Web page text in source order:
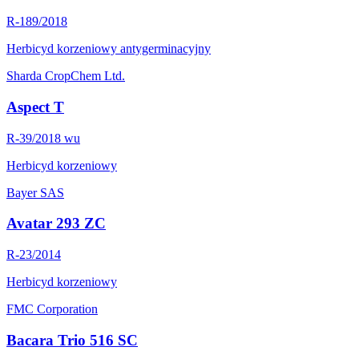
R-189/2018
Herbicyd korzeniowy antygerminacyjny
Sharda CropChem Ltd.
Aspect T
R-39/2018 wu
Herbicyd korzeniowy
Bayer SAS
Avatar 293 ZC
R-23/2014
Herbicyd korzeniowy
FMC Corporation
Bacara Trio 516 SC